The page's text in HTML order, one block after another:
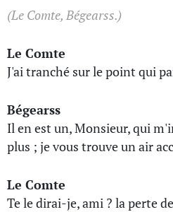
(Le Comte, Bégearss.)
Le Comte
J'ai tranché sur le point qui
Bégearss
Il en est un, Monsieur, qui
plus ; je vous trouve un air
Le Comte
Te le dirai-je, ami ? la perte